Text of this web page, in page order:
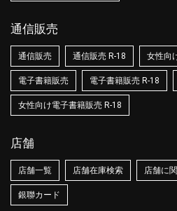
通信販売
通信販売 通信販売 R-18 女性向
電子書籍販売 電子書籍販売 R-18
女性向け電子書籍販売 R-18
店舗
店舗一覧 店舗在庫検索 店舗に
銀聯カード